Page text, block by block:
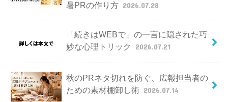
暑PRの作り方 2026.07.28
「続きはWEBで」の一言に隠された巧
妙な心理トリック
2026.07.21
秋のPRネタ切れを防ぐ、広報担当者の
ための素材棚卸し術 2026.07.14